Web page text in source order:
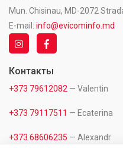
Mun. Chisinau, MD-2072
E-mail: info@evicominfo.md
Контакты
+373 79612082 — Valentin
+373 79117511 — Ecaterina
+373 68606235 — Alexandr